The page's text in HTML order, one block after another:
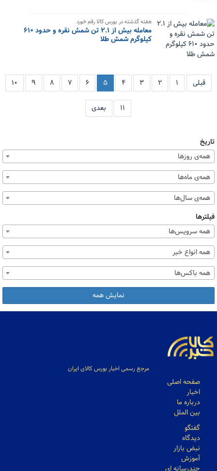
هفته گذشته در بورس کالا رقم خورد
معامله بیش از ۲.۱ تن شمش نقره و حدود ۶۱۰
کیلوگرم شمش طلا
قبلی ۱ ۲ ۳ ۴ ۵ ۶ ۷ ۸ ۹ ۱۰
۱۱ بعدی
تاریخ
همه‌ی روزها
همه‌ی ماه‌ها
همه‌ی سال‌ها
فیلترها
همه سرویس‌ها
همه انواع خبر
همه باکس‌ها
نمایش همه
مرجع رسمی اخبار بورس کالای ایران
صفحه اصلی
اخبار
درباره ما
بین الملل
گفتگو
دیدگاه
نبض بازار
آموزش